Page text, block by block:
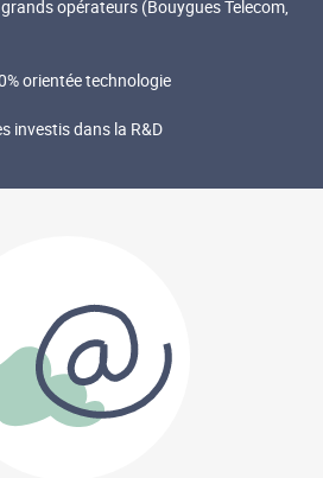
opérateurs (Bouygues Telecom,
orientée technologie
investis dans la R&D